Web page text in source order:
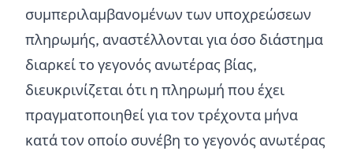
συμπεριλαμβανομένων των υποχρεώσεων
πληρωμής, αναστέλλονται για όσο διάστημα
διαρκεί το γεγονός ανωτέρας βίας,
διευκρινίζεται ότι η πληρωμή που έχει
πραγματοποιηθεί για τον τρέχοντα μήνα
κατά τον οποίο συνέβη το γεγονός ανωτέρας